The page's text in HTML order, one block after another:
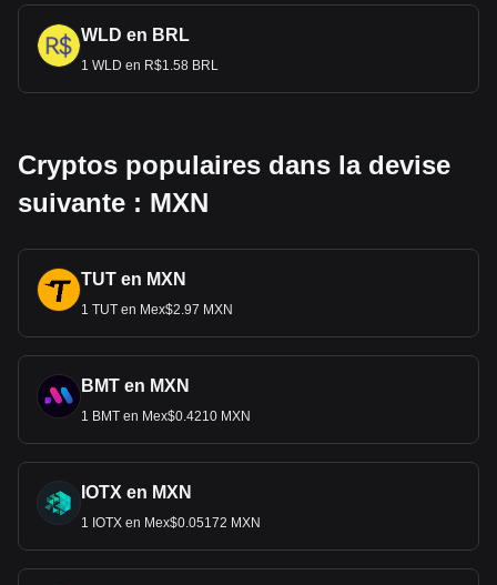
WLD en BRL
1 WLD en R$1.58 BRL
Cryptos populaires dans la devise
suivante : MXN
TUT en MXN
1 TUT en Mex$2.97 MXN
BMT en MXN
1 BMT en Mex$0.4210 MXN
IOTX en MXN
1 IOTX en Mex$0.05172 MXN